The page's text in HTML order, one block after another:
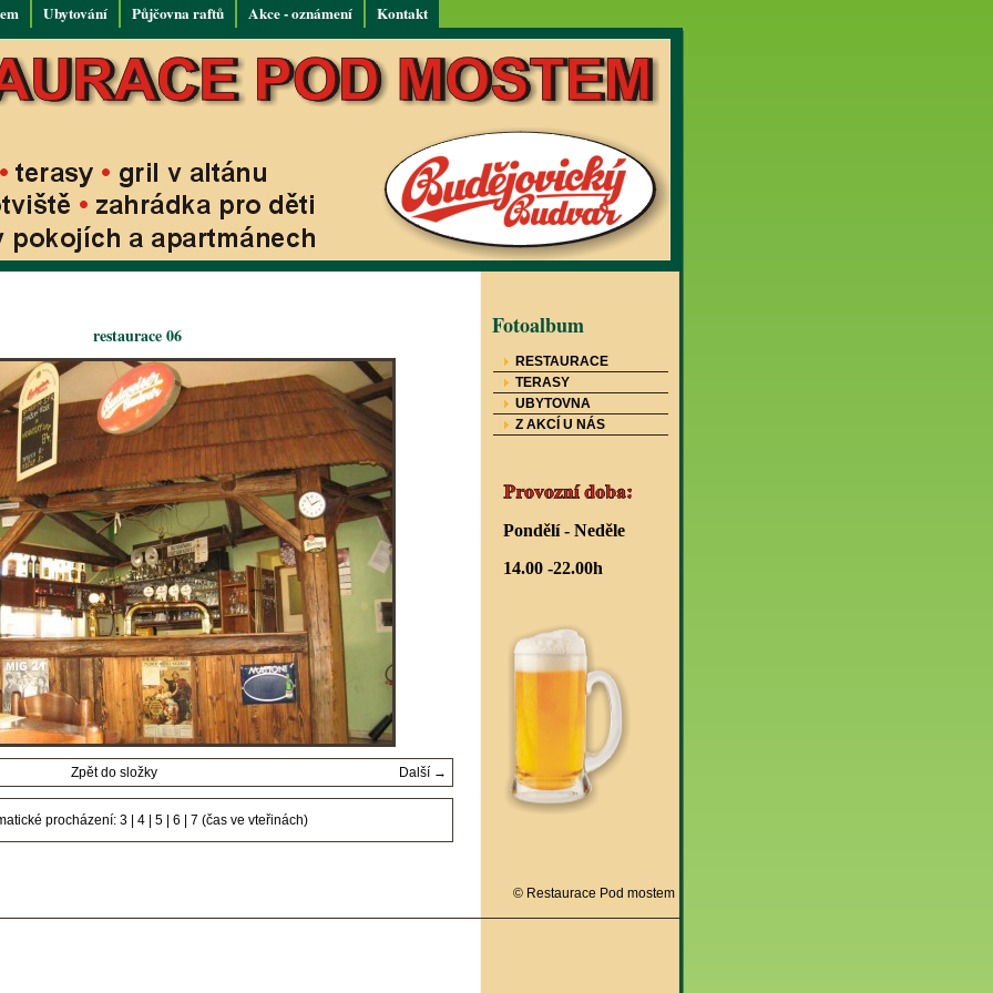
Ubytování Půjčovna raftů Akce - oznámení Kontakt
Fotoalbum
RESTAURACE
TERASY
UBYTOVNA
Z AKCÍ U NÁS
Pondělí - Neděle
14.00 -22.00h
restaurace 06
Další →
Zpět do složky
procházení: 3| 4| 5| 6 7 (čas ve vteřinách)
© Restaurace Pod mostem